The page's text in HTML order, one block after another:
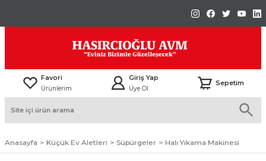
Favori
Ürünlerim
Giriş Yap
Üye Ol
Sepetim
Anasayfa Küçük Ev Aletleri Süpürgeler Halı Yıkama Makinesi